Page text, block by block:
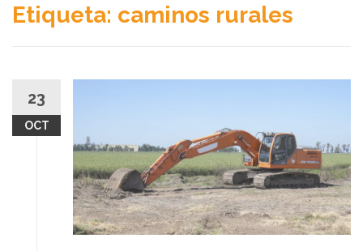
Etiqueta: caminos rurales
23
OCT